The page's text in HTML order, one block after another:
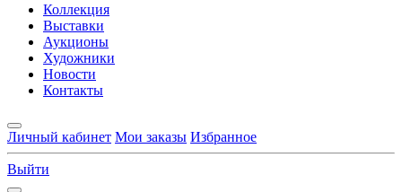
Коллекция
Выставки
Аукционы
Художники
Новости
Контакты
Личный кабинет Мои заказы Избранное
Выйти